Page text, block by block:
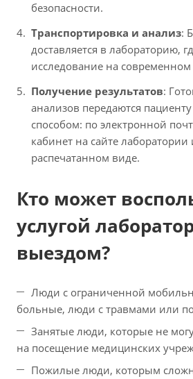
безопасности.
Транспортировка и анализ:
доставляется в лабораторию,
исследование на
Получение результатов:
анализов передаются
способом: по электронной
кабинет на сайте лаборатории
распечатанном виде.
Кто может
услугой
выездом?
Люди с ограниченной
больные, люди с травмами или
Занятые люди, которые не
на посещение медицинских
Пожилые люди, которым